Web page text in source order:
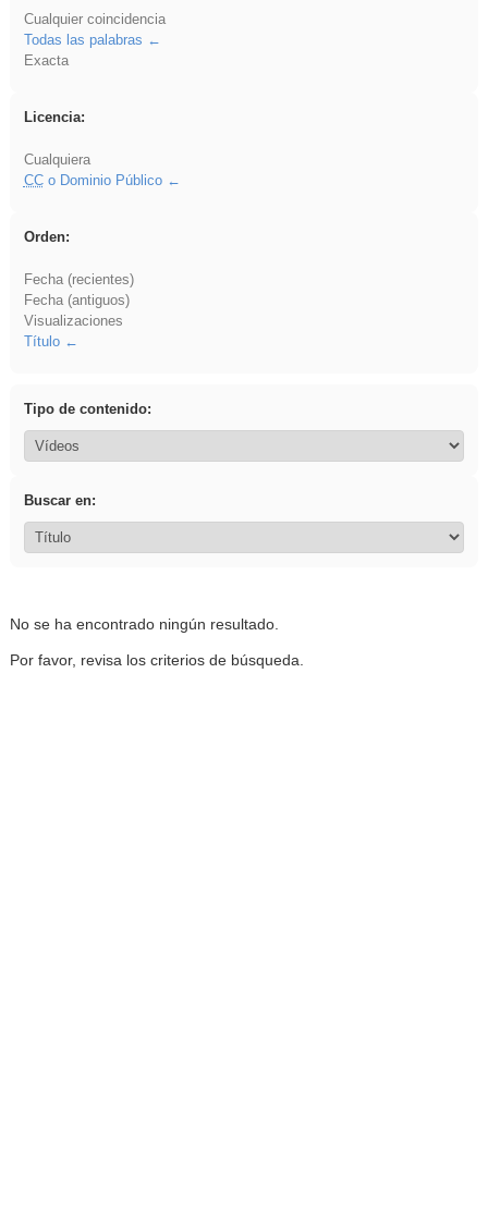
Cualquier coincidencia
Todas las palabras
Exacta
Licencia:
Cualquiera
CCo Dominio Público
Orden:
Fecha (recientes)
Fecha (antiguos)
Visualizaciones
Título
Tipo de contenido:
Buscar en:
No se ha encontrado ningún resultado.
Por favor, revisa los criterios de búsqueda.